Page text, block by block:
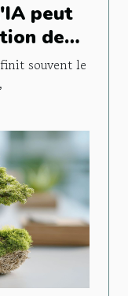
peut
de
souvent le